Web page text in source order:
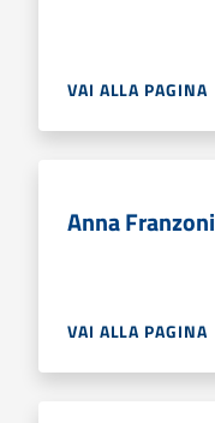
VAI ALLA PAGINA
Anna Franzoni
VAI ALLA PAGINA